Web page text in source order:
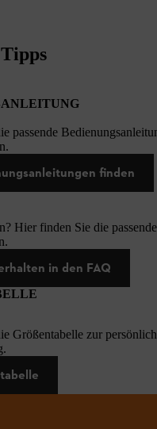
passende
finden
Hier finden Sie die
in den FAQ
Größentabelle zur